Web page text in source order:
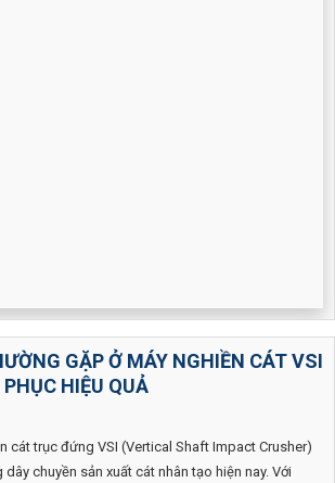
GẶP Ở MÁY NGHIỀN CÁT VSI
HIỆU QUẢ
cát trục đứng VSI (Vertical Shaft Impact Crusher)
chuyền sản xuất cát nhân tạo hiện nay. Với